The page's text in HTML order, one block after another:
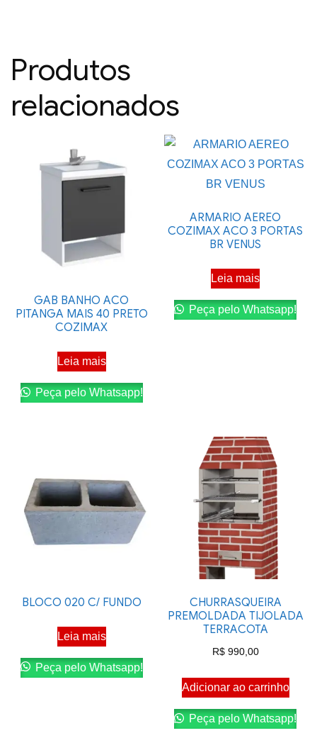
Produtos
relacionados
GAB BANHO ACO
PITANGA MAIS 40 PRETO
COZIMAX
Leia mais
Peça pelo Whatsapp!
ARMARIO AEREO
COZIMAX ACO 3 PORTAS
BR VENUS
Leia mais
Peça pelo Whatsapp!
BLOCO 020 C/ FUNDO
Leia mais
Peça pelo Whatsapp!
CHURRASQUEIRA
PREMOLDADA TIJOLADA
TERRACOTA
R$990,00
Adicionar ao carrinho
Peça pelo Whatsapp!